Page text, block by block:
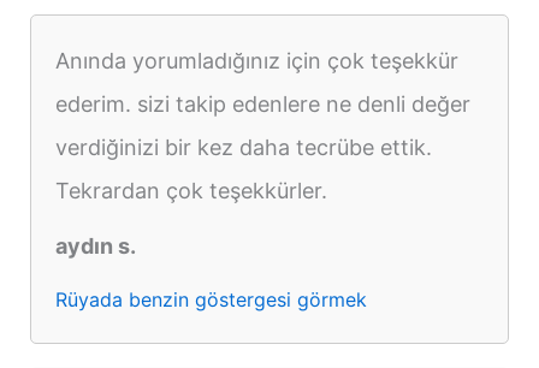
Anında yorumladığınız için çok teşekkür
ederim. sizi takip edenlere ne denli değer
verdiğinizi bir kez daha tecrübe ettik.
Tekrardan çok teşekkürler.
aydın s.
Rüyada benzin göstergesi görmek